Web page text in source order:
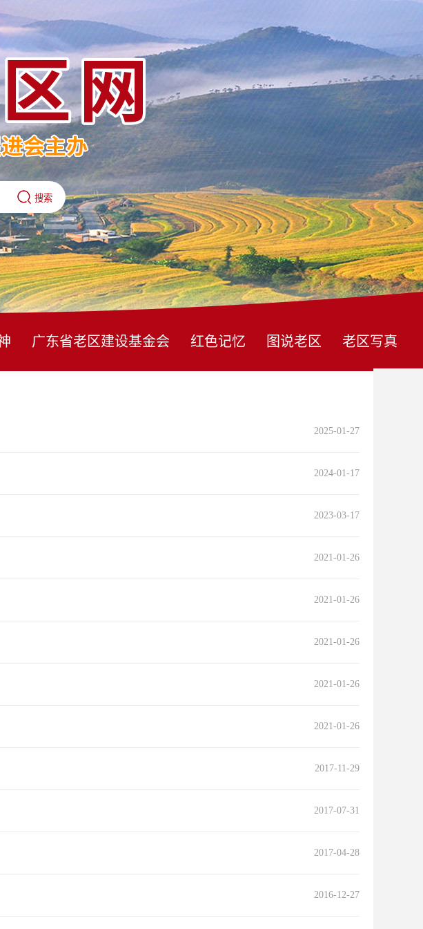
广东省老区建设基金会 红色记忆 图说老区 老区写真
2025-01-27
2024-01-17
2023-03-17
2021-01-26
2021-01-26
2021-01-26
2021-01-26
2021-01-26
2017-11-29
2017-07-31
2017-04-28
2016-12-27